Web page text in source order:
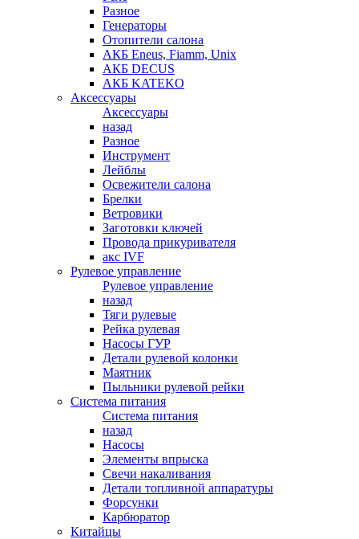
Разное
Генераторы
Отопители салона
АКБ Eneus, Fiamm, Unix
АКБ DECUS
АКБ KATEKO
Аксессуары
Аксессуары
назад
Разное
Инструмент
Лейблы
Освежители салона
Брелки
Ветровики
Заготовки ключей
Провода прикуривателя
акс IVF
Рулевое управление
Рулевое управление
назад
Тяги рулевые
Рейка рулевая
Насосы ГУР
Детали рулевой колонки
Маятник
Пыльники рулевой рейки
Система питания
Система питания
назад
Насосы
Элементы впрыска
Свечи накаливания
Детали топливной аппаратуры
Форсунки
Карбюратор
Китайцы